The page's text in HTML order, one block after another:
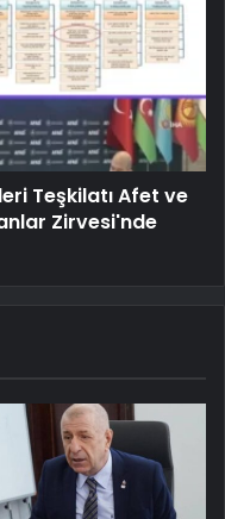
Teşkilatı Afet ve
Zirvesi'nde